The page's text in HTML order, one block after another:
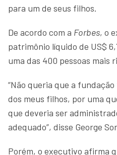
para um de seus filhos.
De acordo com a Forbes, o
patrimônio líquido de US$
uma das 400 pessoas mais
“Não queria que a
dos meus filhos, por uma
que deveria ser
adequado”, disse George
Porém, o executivo afirma